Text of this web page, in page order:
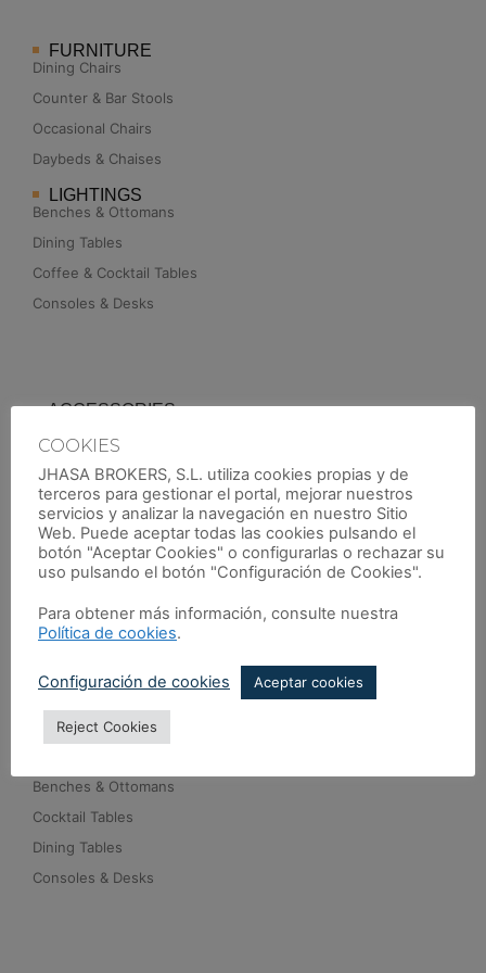
FURNITURE
Dining Chairs
Counter & Bar Stools
Occasional Chairs
Daybeds & Chaises
LIGHTINGS
Benches & Ottomans
Dining Tables
Coffee & Cocktail Tables
Consoles & Desks
ACCESSORIES
Screens
Outdoor Furniture
Floor Samples
TEXTURE LAB
Side Tables
Sideboards & Drawers
Benches & Ottomans
Cocktail Tables
Dining Tables
Consoles & Desks
COOKIES
JHASA BROKERS, S.L. utiliza cookies propias y de
terceros para gestionar el portal, mejorar nuestros
servicios y analizar la navegación en nuestro Sitio
Web. Puede aceptar todas las cookies pulsando el
botón "Aceptar Cookies" o configurarlas o rechazar su
uso pulsando el botón "Configuración de Cookies".
Para obtener más información, consulte nuestra
Política de cookies.
Configuración de cookies Aceptar cookies
Reject Cookies